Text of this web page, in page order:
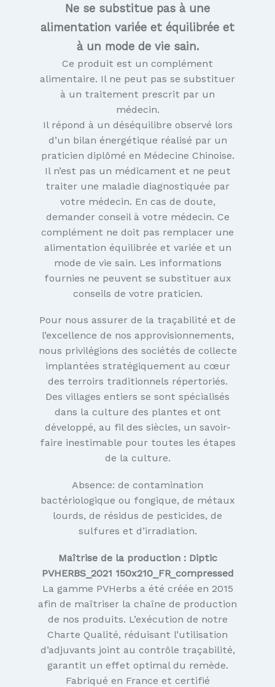
Ne se substitue pas à une
alimentation variée et équilibrée et
à un mode de vie sain.
Ce produit est un complément
alimentaire. Il ne peut pas se substituer
à un traitement prescrit par un
médecin.
Il répond à un déséquilibre observé lors
d’un bilan énergétique réalisé par un
praticien diplômé en Médecine Chinoise.
Il n’est pas un médicament et ne peut
traiter une maladie diagnostiquée par
votre médecin. En cas de doute,
demander conseil à votre médecin. Ce
complément ne doit pas remplacer une
alimentation équilibrée et variée et un
mode de vie sain. Les informations
fournies ne peuvent se substituer aux
conseils de votre praticien.
Pour nous assurer de la traçabilité et de
l’excellence de nos approvisionnements,
nous privilégions des sociétés de collecte
implantées stratégiquement au cœur
des terroirs traditionnels répertoriés.
Des villages entiers se sont spécialisés
dans la culture des plantes et ont
développé, au fil des siècles, un savoir-
faire inestimable pour toutes les étapes
de la culture.
Absence: de contamination
bactériologique ou fongique, de métaux
lourds, de résidus de pesticides, de
sulfures et d’irradiation.
Maîtrise de la production : Diptic
PVHERBS_2021 150x210_FR_compressed
La gamme PVHerbs a été créée en 2015
afin de maîtriser la chaîne de production
de nos produits. L’exécution de notre
Charte Qualité, réduisant l’utilisation
d’adjuvants joint au contrôle traçabilité,
garantit un effet optimal du remède.
Fabriqué en France et certifié